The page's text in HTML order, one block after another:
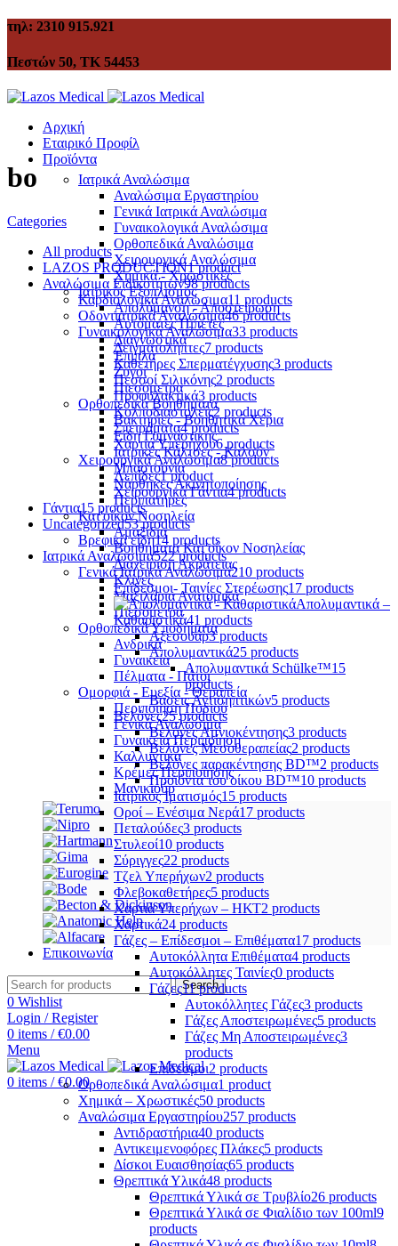
τηλ: 2310 915.921
Πεστών 50, ΤΚ 54453
Αρχική
Εταιρικό Προφίλ
Προϊόντα
Ιατρικά Αναλώσιμα
Αναλώσιμα Εργαστηρίου
Γενικά Ιατρικά Αναλώσιμα
Γυναικολογικά Αναλώσιμα
Ορθοπεδικά Αναλώσιμα
Χειρουργικά Αναλώσιμα
Χημικά - Χρωστικές
Ιατρικός Εξοπλισμός
Απολύμανση - Αποστείρωση
Αυτόματες Πιπέτες
Διαγνωστικά
Έπιπλα
Ζυγοί
Πιεσόμετρα
Ορθοπεδικά Βοηθήματα
Βακτηρίες - Βοηθητικά Χέρια
Είδη Γυμναστικής
Ιατρικές Κάλτσες - Καλσόν
Μπαστούνια
Νάρθηκες Ακινητοποίησης
Περιπατήρες
Κατ'οίκον Νοσηλεία
Αμαξίδια
Βοηθήματα Κατ'οίκον Νοσηλείας
Διαχείριση Ακράτειας
Κλίνες
Μαξιλάρια Ανατομικά
Πιεσόμετρα
Ορθοπεδικά Υποδήματα
Ανδρικά
Γυναικεία
Πέλματα - Πάτοι
Ομορφιά - Ευεξία - Θεραπεία
Περιποίηση Ποδιού
Γενικά Αναλώσιμα
Γυναικεία Περιποίηση
Καλλυντικά
Κρέμες Περιποίησης
Μανικιούρ
Επικοινωνία
Search
0 Wishlist
Login / Register
0 items / €0.00
Menu
0 items / €0.00
bo
Categories
All products
LAZOS PRODUCTION1 product
Αναλώσιμα Ειδικοτήτων98 products
Καρδιολογικά Αναλώσιμα11 products
Οδοντιατρικά Αναλώσιμα46 products
Γυναικολογικά Αναλώσιμα33 products
Δειγματολήπτες7 products
Καθετήρες Σπερματέγχυσης3 products
Πεσσοί Σιλικόνης2 products
Προφυλακτικά3 products
Κολποδιαστολείς2 products
Σπειράματα4 products
Χαρτιά Υπερήχου6 products
Χειρουργικά Αναλώσιμα8 products
Λεπίδες1 product
Χειρουργικά Γάντια4 products
Γάντια15 products
Uncategorized53 products
Βρεφικά είδη14 products
Ιατρικά Αναλώσιμα522 products
Γενικά Ιατρικά Αναλώσιμα210 products
Επίδεσμοι- Ταινίες Στερέωσης17 products
Απολυμαντικά –
Καθαριστικά41 products
Αξεσουάρ3 products
Απολυμαντικά25 products
Απολυμαντικά Schülke™15
products
Βάσεις Αντισηπτικών5 products
Βελόνες25 products
Βελόνες Αμνιοκέντησης3 products
Βελόνες Μεσοθεραπείας2 products
Βελόνες παρακέντησης BD™2 products
Προϊόντα του οίκου BD™10 products
Ιατρικός Ιματισμός15 products
Οροί – Ενέσιμα Νερά17 products
Πεταλούδες3 products
Στυλεοί10 products
Σύριγγες22 products
Τζελ Υπερήχων2 products
Φλεβοκαθετήρες5 products
Χαρτιά Υπερήχων – ΗΚΤ2 products
Χαρτικά24 products
Γάζες – Επίδεσμοι – Επιθέματα17 products
Αυτοκόλλητα Επιθέματα4 products
Αυτοκόλλητες Ταινίες0 products
Γάζες11 products
Αυτοκόλλητες Γάζες3 products
Γάζες Αποστειρωμένες5 products
Γάζες Μη Αποστειρωμένες3
products
Επίδεσμοι2 products
Ορθοπεδικά Αναλώσιμα1 product
Χημικά – Χρωστικές50 products
Αναλώσιμα Εργαστηρίου257 products
Αντιδραστήρια40 products
Αντικειμενοφόρες Πλάκες5 products
Δίσκοι Ευαισθησίας65 products
Θρεπτικά Υλικά48 products
Θρεπτικά Υλικά σε Τρυβλίο26 products
Θρεπτικά Υλικά σε Φιαλίδιο των 100ml9
products